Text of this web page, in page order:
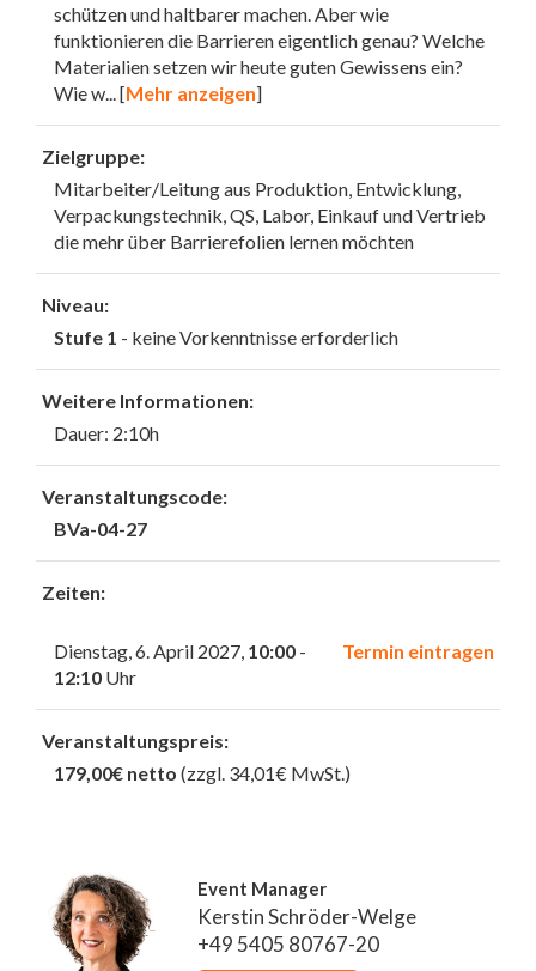
schützen und haltbarer machen. Aber wie
funktionieren die Barrieren eigentlich genau? Welche
Materialien setzen wir heute guten Gewissens ein?
Wie w ... [Mehr anzeigen]
Zielgruppe:
Mitarbeiter/Leitung aus Produktion, Entwicklung,
Verpackungstechnik, QS, Labor, Einkauf und Vertrieb
die mehr über Barrierefolien lernen möchten
Niveau:
Stufe 1 - keine Vorkenntnisse erforderlich
Weitere Informationen:
Dauer: 2:10h
Veranstaltungscode:
BVa-04-27
Zeiten:
Termin eintragen
Dienstag, 6. April 2027, 10:00 -
12:10 Uhr
Veranstaltungspreis:
179,00€ netto (zzgl. 34,01€ MwSt.)
Event Manager
Kerstin Schröder-Welge
+49 5405 80767-20